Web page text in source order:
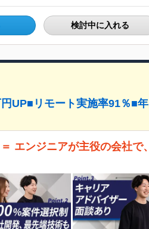
検討中に入れる
UP■リモート実施率91％■年
エンジニアが主役の会社で、